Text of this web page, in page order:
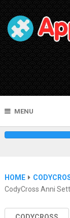
MENU
HOME
CodyCross Anni